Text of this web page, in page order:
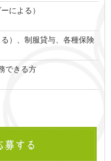
による）
）、制服貸与、各種保険
できる方